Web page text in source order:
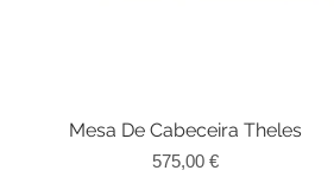
Vista rápida
Mesa De Cabeceira Theles
Precio
575,00 €